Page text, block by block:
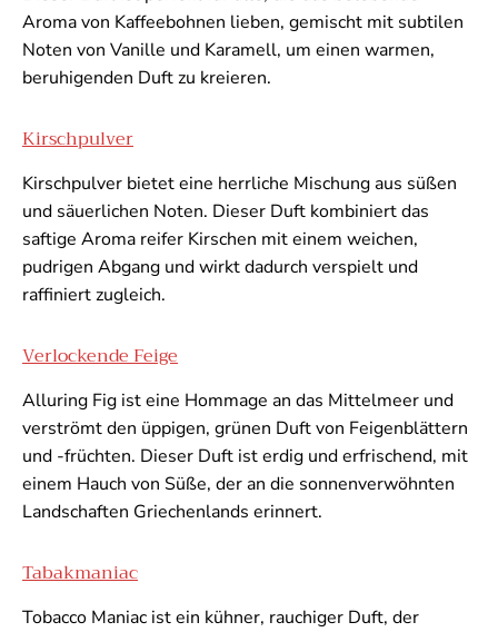
Aroma von Kaffeebohnen lieben, gemischt mit subtilen
Noten von Vanille und Karamell, um einen warmen,
beruhigenden Duft zu kreieren.
Kirschpulver
Kirschpulver bietet eine herrliche Mischung aus süßen
und säuerlichen Noten. Dieser Duft kombiniert das
saftige Aroma reifer Kirschen mit einem weichen,
pudrigen Abgang und wirkt dadurch verspielt und
raffiniert zugleich.
Verlockende Feige
Alluring Fig ist eine Hommage an das Mittelmeer und
verströmt den üppigen, grünen Duft von Feigenblättern
und -früchten. Dieser Duft ist erdig und erfrischend, mit
einem Hauch von Süße, der an die sonnenverwöhnten
Landschaften Griechenlands erinnert.
Tabakmaniac
Tobacco Maniac ist ein kühner, rauchiger Duft, der